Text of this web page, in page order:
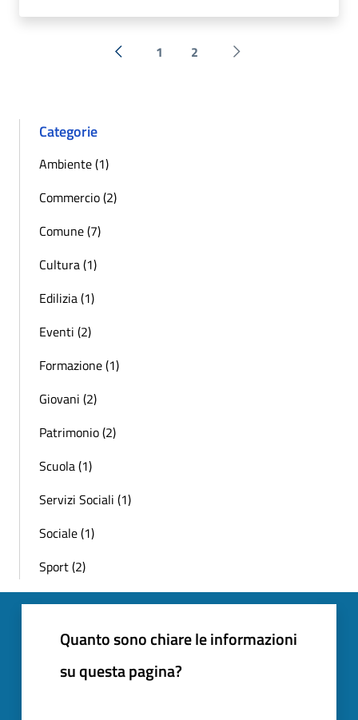
« Precedente
1 2 Successiva »
Categorie
Ambiente (1)
Commercio (2)
Comune (7)
Cultura (1)
Edilizia (1)
Eventi (2)
Formazione (1)
Giovani (2)
Patrimonio (2)
Scuola (1)
Servizi Sociali (1)
Sociale (1)
Sport (2)
Quanto sono chiare le informazioni
su questa pagina?